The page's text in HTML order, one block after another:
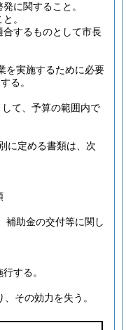
に関すること。
。
するものとして市長
を実施するために必要
る。
て、予算の範囲内で
に定める書類は、次
補助金の交付等に関し
する。
その効力を失う。